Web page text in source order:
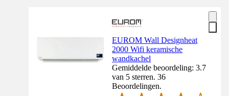
EUROM Wall Designheat
2000 Wifi keramische
wandkachel
Gemiddelde beoordeling: 3.7
van 5 sterren. 36
Beoordelingen.